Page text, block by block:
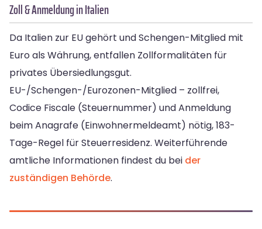
Zoll & Anmeldung in Italien
Da Italien zur EU gehört und Schengen-Mitglied mit
Euro als Währung, entfallen Zollformalitäten für
privates Übersiedlungsgut.
EU-/Schengen-/Eurozonen-Mitglied – zollfrei,
Codice Fiscale (Steuernummer) und Anmeldung
beim Anagrafe (Einwohnermeldeamt) nötig, 183-
Tage-Regel für Steuerresidenz. Weiterführende
amtliche Informationen findest du bei der
zuständigen Behörde.